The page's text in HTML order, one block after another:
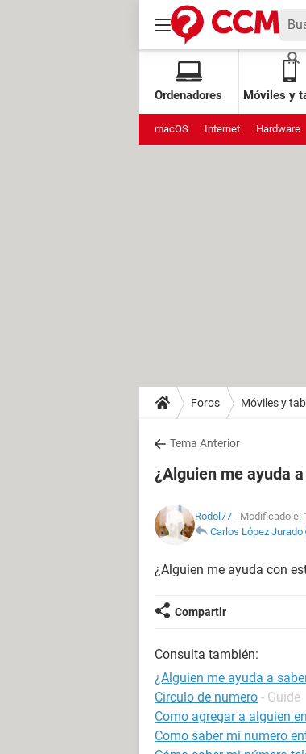
Ordenadores Móviles y
macOS Internet Hardware
Foros Móviles y
Tema Anterior
¿Alguien me ayuda
Rodol77 - Modificado el
Carlos López Jurado
¿Alguien me ayuda con
Compartir
Consulta también:
¿Alguien me ayuda a
Circulo de numero - Guide
Como agregar a alguien
Como saber mi numero